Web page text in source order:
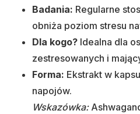
Badania: Regularne
obniża poziom stresu
Dla kogo? Idealna dla
zestresowanych i
Forma: Ekstrakt w
napojów.
Wskazówka: